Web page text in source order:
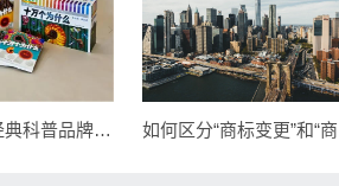
商标讯息：经典科普品牌“十万个为什么”商标将展开全面维权